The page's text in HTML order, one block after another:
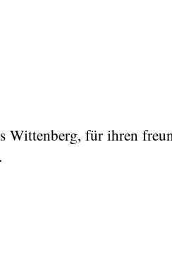
Wittenberg, für ihren